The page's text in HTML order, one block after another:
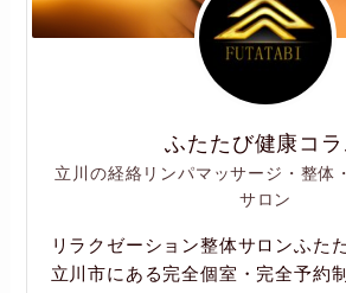
ふたたび健康コラ
立川の経絡リンパマッサージ・整体
サロン
リラクゼーション整体サロンふた
立川市にある完全個室・完全予約